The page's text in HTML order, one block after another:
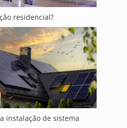
residencial?
instalação de sistema